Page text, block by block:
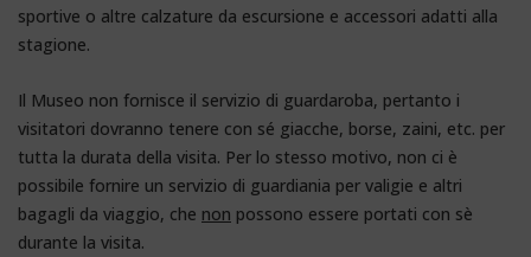
sportive o altre calzature da escursione e accessori adatti alla
stagione.
Il Museo non fornisce il servizio di guardaroba, pertanto i
visitatori dovranno tenere con sé giacche, borse, zaini, etc. per
tutta la durata della visita. Per lo stesso motivo, non ci è
possibile fornire un servizio di guardiania per valigie e altri
bagagli da viaggio, che non possono essere portati con sè
durante la visita.